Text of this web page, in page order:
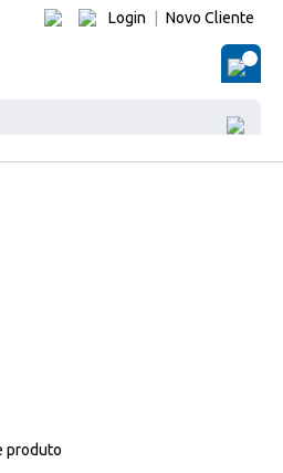
Login Novo Cliente
O
produto